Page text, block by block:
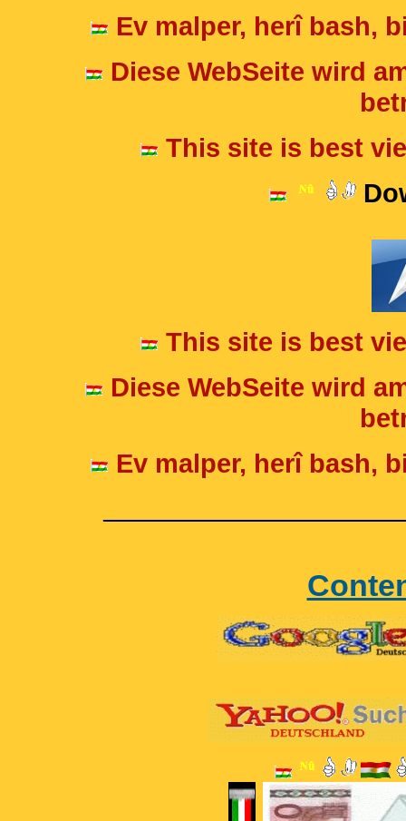
Ev malper, herî bash,
Diese WebSeite wird
This site is best
This site is best
Diese WebSeite wird
Ev malper, herî bash,